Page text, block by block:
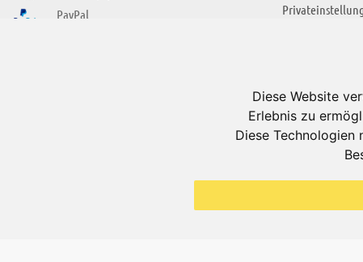
Diese Website
Erlebnis zu
Diese Technologien
PayPal
Jobs
Impressum